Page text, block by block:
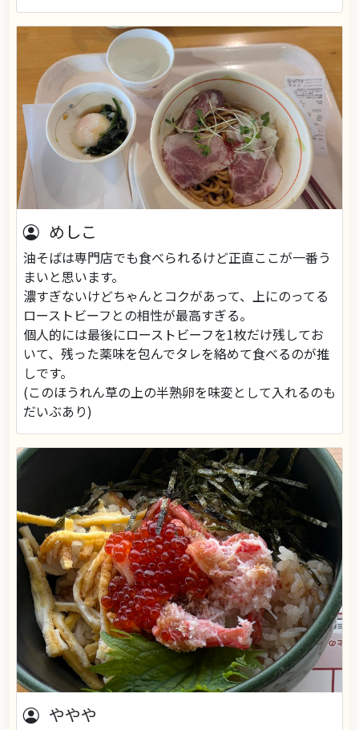
めしこ
油そばは専門店でも食べられるけど正直ここが一番う
まいと思います。
濃すぎないけどちゃんとコクがあって、上にのってる
ローストビーフとの相性が最高すぎる。
個人的には最後にローストビーフを1枚だけ残してお
いて、残った薬味を包んでタレを絡めて食べるのが推
しです。
(このほうれん草の上の半熟卵を味変として入れるのも
だいぶあり)
ややや